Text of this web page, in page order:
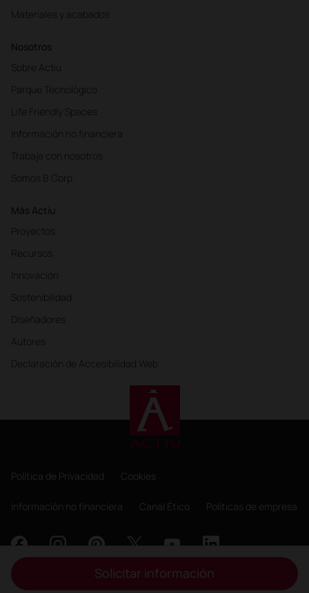
Materiales y acabados
Nosotros
Sobre Actiu
Parque Tecnológico
Life Friendly Spaces
Información no financiera
Trabaja con nosotros
Somos B Corp
Más Actiu
Proyectos
Recursos
Innovación
Sostenibilidad
Diseñadores
Autores
Declaración de Accesibilidad Web
Política de Privacidad Cookies
Información no financiera Canal Ético Políticas de empresa
Copyright 2026, ACTIU Berbegal y Formas S.A.
Solicitar información